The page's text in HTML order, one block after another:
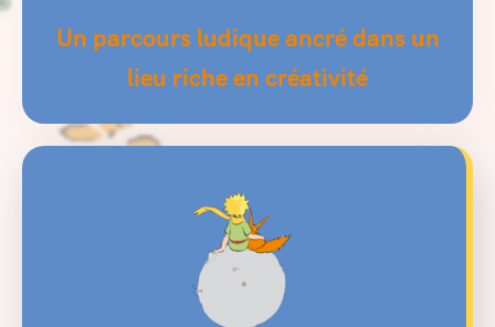
Un parcours ludique ancré dans un
lieu riche en créativité